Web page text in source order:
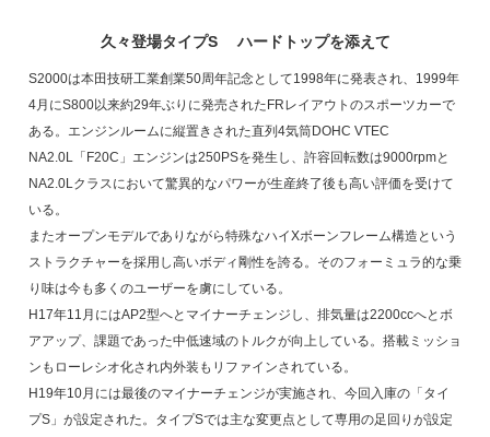
久々登場タイプS ハードトップを添えて
S2000は本田技研工業創業50周年記念として1998年に発表され、1999年
4月にS800以来約29年ぶりに発売されたFRレイアウトのスポーツカーで
ある。エンジンルームに縦置きされた直列4気筒DOHC VTEC
NA2.0L「F20C」エンジンは250PSを発生し、許容回転数は9000rpmと
NA2.0Lクラスにおいて驚異的なパワーが生産終了後も高い評価を受けて
いる。
またオープンモデルでありながら特殊なハイXボーンフレーム構造という
ストラクチャーを採用し高いボディ剛性を誇る。そのフォーミュラ的な乗
り味は今も多くのユーザーを虜にしている。
H17年11月にはAP2型へとマイナーチェンジし、排気量は2200ccへとボ
アアップ、課題であった中低速域のトルクが向上している。搭載ミッショ
ンもローレシオ化され内外装もリファインされている。
H19年10月には最後のマイナーチェンジが実施され、今回入庫の「タイ
プS」が設定された。タイプSでは主な変更点として専用の足回りが設定